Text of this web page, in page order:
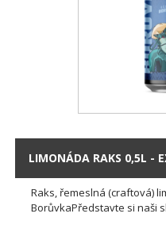
LIMONÁDA RAKS 0,5L -
Raks, řemeslná (craftová)
BorůvkaPředstavte si naši